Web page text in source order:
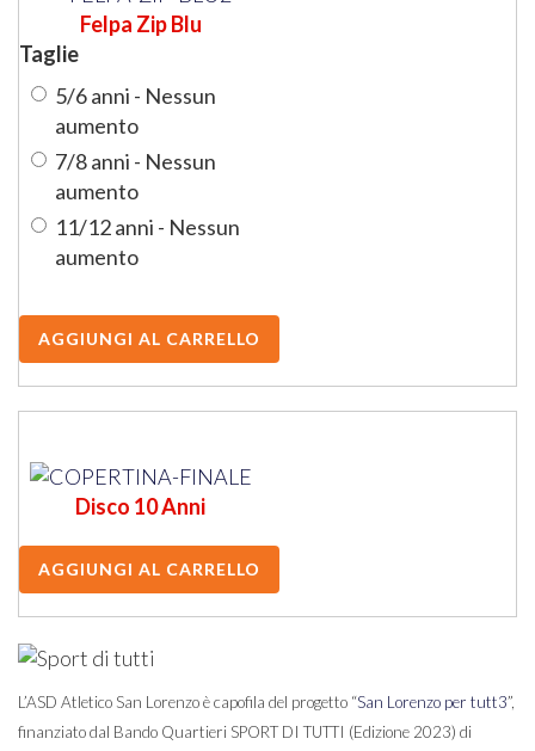
Felpa Zip Blu
Taglie
5/6 anni - Nessun
aumento
7/8 anni - Nessun
aumento
11/12 anni - Nessun
aumento
Disco 10 Anni
L’ASD Atletico San Lorenzo è capofila del progetto “San Lorenzo per tutt3”,
finanziato dal Bando Quartieri SPORT DI TUTTI (Edizione 2023) di